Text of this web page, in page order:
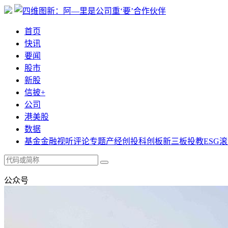
首页
快讯
要闻
股市
新股
信披+
公司
港美股
数据
基金金融视听评论专题产经创投科创板新三板投教ESG
公众号